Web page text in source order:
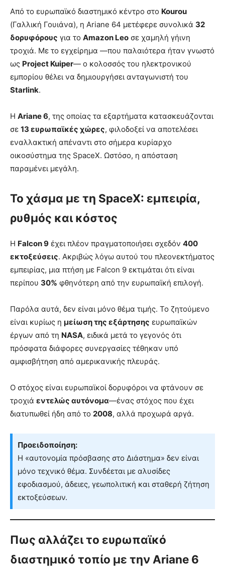
Από το ευρωπαϊκό διαστημικό κέντρο στο Kourou
(Γαλλική Γουιάνα), η Ariane 64 μετέφερε συνολικά 32
δορυφόρους για το Amazon Leo σε χαμηλή γήινη
τροχιά. Με το εγχείρημα —που παλαιότερα ήταν γνωστό
ως Project Kuiper— ο κολοσσός του ηλεκτρονικού
εμπορίου θέλει να δημιουργήσει ανταγωνιστή του
Starlink.
Η Ariane 6, της οποίας τα εξαρτήματα κατασκευάζονται
σε 13 ευρωπαϊκές χώρες, φιλοδοξεί να αποτελέσει
εναλλακτική απέναντι στο σήμερα κυρίαρχο
οικοσύστημα της SpaceX. Ωστόσο, η απόσταση
παραμένει μεγάλη.
Το χάσμα με τη SpaceX: εμπειρία,
ρυθμός και κόστος
Η Falcon 9 έχει πλέον πραγματοποιήσει σχεδόν 400
εκτοξεύσεις. Ακριβώς λόγω αυτού του πλεονεκτήματος
εμπειρίας, μια πτήση με Falcon 9 εκτιμάται ότι είναι
περίπου 30% φθηνότερη από την ευρωπαϊκή επιλογή.
Παρόλα αυτά, δεν είναι μόνο θέμα τιμής. Το ζητούμενο
είναι κυρίως η μείωση της εξάρτησης ευρωπαϊκών
έργων από τη NASA, ειδικά μετά το γεγονός ότι
πρόσφατα διάφορες συνεργασίες τέθηκαν υπό
αμφισβήτηση από αμερικανικής πλευράς.
Ο στόχος είναι ευρωπαϊκοί δορυφόροι να φτάνουν σε
τροχιά εντελώς αυτόνομα—ένας στόχος που έχει
διατυπωθεί ήδη από το 2008, αλλά προχωρά αργά.
Προειδοποίηση:
Η «αυτονομία πρόσβασης στο Διάστημα» δεν είναι
μόνο τεχνικό θέμα. Συνδέεται με αλυσίδες
εφοδιασμού, άδειες, γεωπολιτική και σταθερή ζήτηση
εκτοξεύσεων.
Πως αλλάζει το ευρωπαϊκό
διαστημικό τοπίο με την Ariane 6